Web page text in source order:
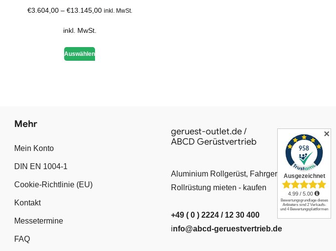
€3.604,00– €13.145,00 inkl. MwSt.
inkl. MwSt.
Auswählen
Mehr
Mein Konto
DIN EN 1004-1
Cookie-Richtlinie (EU)
Kontakt
Messetermine
FAQ
geruest-outlet.de /
ABCD Gerüstvertrieb
Aluminium Rollgerüst, Fahrgerüst, Leiter,
Rollrüstung mieten - kaufen
+49 ( 0 ) 2224 / 12 30 400
info@abcd-geruestvertrieb.de
✕